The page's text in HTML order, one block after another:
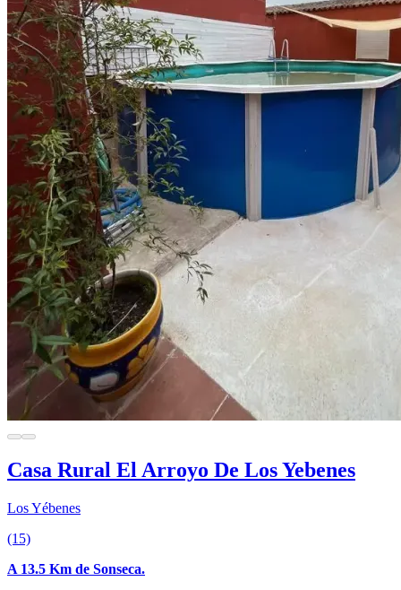
Casa Rural El Arroyo De Los Yebenes
Los Yébenes
(15)
A 13.5 Km de Sonseca.